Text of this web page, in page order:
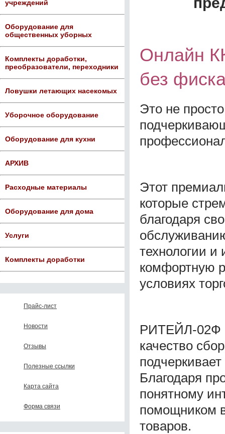
учреждений
Оборудование для
общественных уборных
Комплекты доработки,
преобразователи, переходники
Ловушки летающих насекомых
Уборочное оборудование
Оборудование для кухни
АРХИВ
Расходные материалы
Оборудование для дома
Услуги
Комплекты доработки
Прайс-лист
Новости
Отзывы
Полезные ссылки
Карта сайта
Форма связи
Онлайн
без
Это не
Этот
которые
благодаря
технологии
комфортную
условиях
РИТЕЙЛ-02Ф
качество
Благодаря
понятному
помощником
товаров.